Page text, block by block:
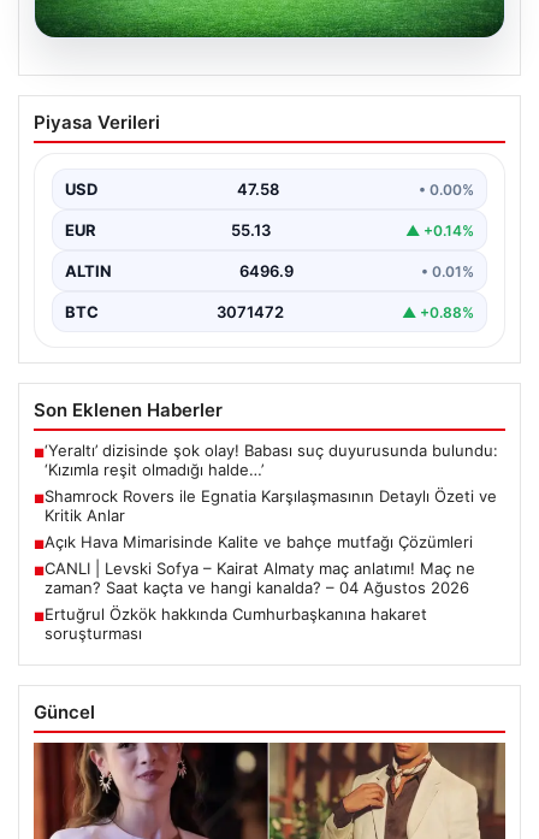
05.08.2026
Shamrock Rovers ile Egnatia
Karşılaşmasının Detaylı Özeti ve Kritik
İrlanda temsilcisi Shamrock Rovers, Avrupa kupaları
bir…
Piyasa Verileri
USD 47.58 • 0.00%
EUR 55.13 ▲ +0.14%
ALTIN 6496.9 • 0.01%
BTC 3071472 ▲ +0.88%
Son Eklenen Haberler
■‘Yeraltı’ dizisinde şok olay! Babası suç duyurusunda bulundu:
‘Kızımla reşit olmadığı halde…’
■Shamrock Rovers ile Egnatia Karşılaşmasının Detaylı Özeti ve
Kritik Anlar
■Açık Hava Mimarisinde Kalite ve bahçe mutfağı Çözümleri
■CANLI | Levski Sofya – Kairat Almaty maç anlatımı! Maç ne
zaman? Saat kaçta ve hangi kanalda? – 04 Ağustos 2026
■Ertuğrul Özkök hakkında Cumhurbaşkanına hakaret
soruşturması
Güncel